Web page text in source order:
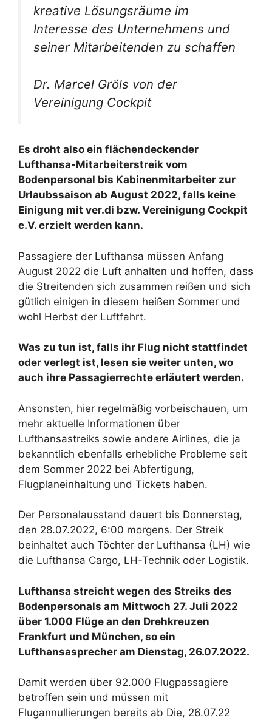
kreative Lösungsräume im
Interesse des Unternehmens und
seiner Mitarbeitenden zu schaffen
Dr. Marcel Gröls von der
Vereinigung Cockpit
Es droht also ein flächendeckender
Lufthansa-Mitarbeiterstreik vom
Bodenpersonal bis Kabinenmitarbeiter zur
Urlaubssaison ab August 2022, falls keine
Einigung mit ver.di bzw. Vereinigung Cockpit
e.V. erzielt werden kann.
Passagiere der Lufthansa müssen Anfang
August 2022 die Luft anhalten und hoffen, dass
die Streitenden sich zusammen reißen und sich
gütlich einigen in diesem heißen Sommer und
wohl Herbst der Luftfahrt.
Was zu tun ist, falls ihr Flug nicht stattfindet
oder verlegt ist, lesen sie weiter unten, wo
auch ihre Passagierrechte erläutert werden.
Ansonsten, hier regelmäßig vorbeischauen, um
mehr aktuelle Informationen über
Lufthansastreiks sowie andere Airlines, die ja
bekanntlich ebenfalls erhebliche Probleme seit
dem Sommer 2022 bei Abfertigung,
Flugplaneinhaltung und Tickets haben.
Der Personalausstand dauert bis Donnerstag,
den 28.07.2022, 6:00 morgens. Der Streik
beinhaltet auch Töchter der Lufthansa (LH) wie
die Lufthansa Cargo, LH-Technik oder Logistik.
Lufthansa streicht wegen des Streiks des
Bodenpersonals am Mittwoch 27. Juli 2022
über 1.000 Flüge an den Drehkreuzen
Frankfurt und München, so ein
Lufthansasprecher am Dienstag, 26.07.2022.
Damit werden über 92.000 Flugpassagiere
betroffen sein und müssen mit
Flugannullierungen bereits ab Die, 26.07.22